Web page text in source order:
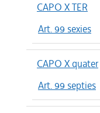
CAPO X TER
Art. 99 sexies
CAPO X quater
Art. 99 septies